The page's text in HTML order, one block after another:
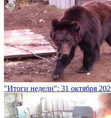
"Итоги недели": 31 октября